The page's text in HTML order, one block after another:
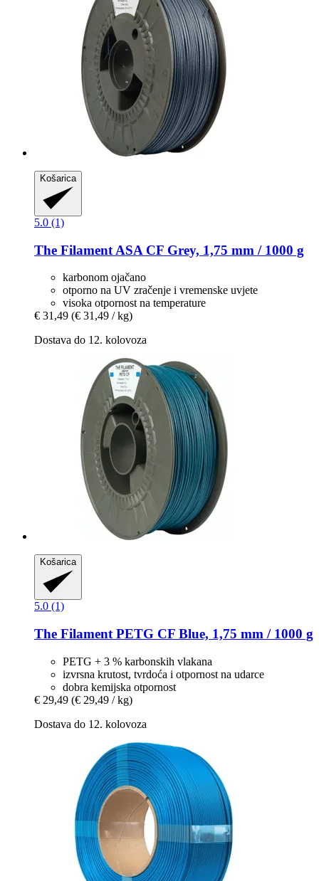
Košarica
5.0 (1)
The Filament ASA CF Grey, 1,75 mm / 1000 g
karbonom ojačano
otporno na UV zračenje i vremenske uvjete
visoka otpornost na temperature
€ 31,49 (€ 31,49 / kg)
Dostava do 12. kolovoza
Košarica
5.0 (1)
The Filament PETG CF Blue, 1,75 mm / 1000 g
PETG + 3 % karbonskih vlakana
izvrsna krutost, tvrdoća i otpornost na udarce
dobra kemijska otpornost
€ 29,49 (€ 29,49 / kg)
Dostava do 12. kolovoza